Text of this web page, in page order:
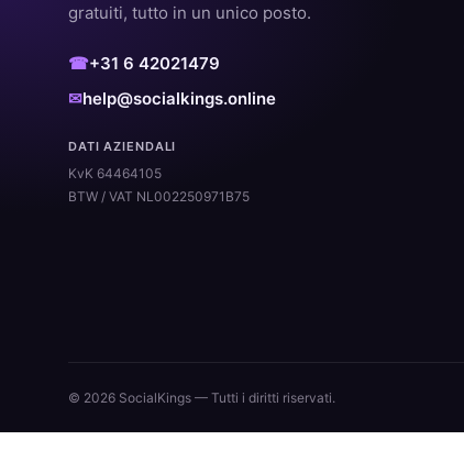
gratuiti, tutto in un unico posto.
☎+31 6 42021479
✉help@socialkings.online
DATI AZIENDALI
KvK 64464105
BTW / VAT NL002250971B75
© 2026 SocialKings — Tutti i diritti riservati.